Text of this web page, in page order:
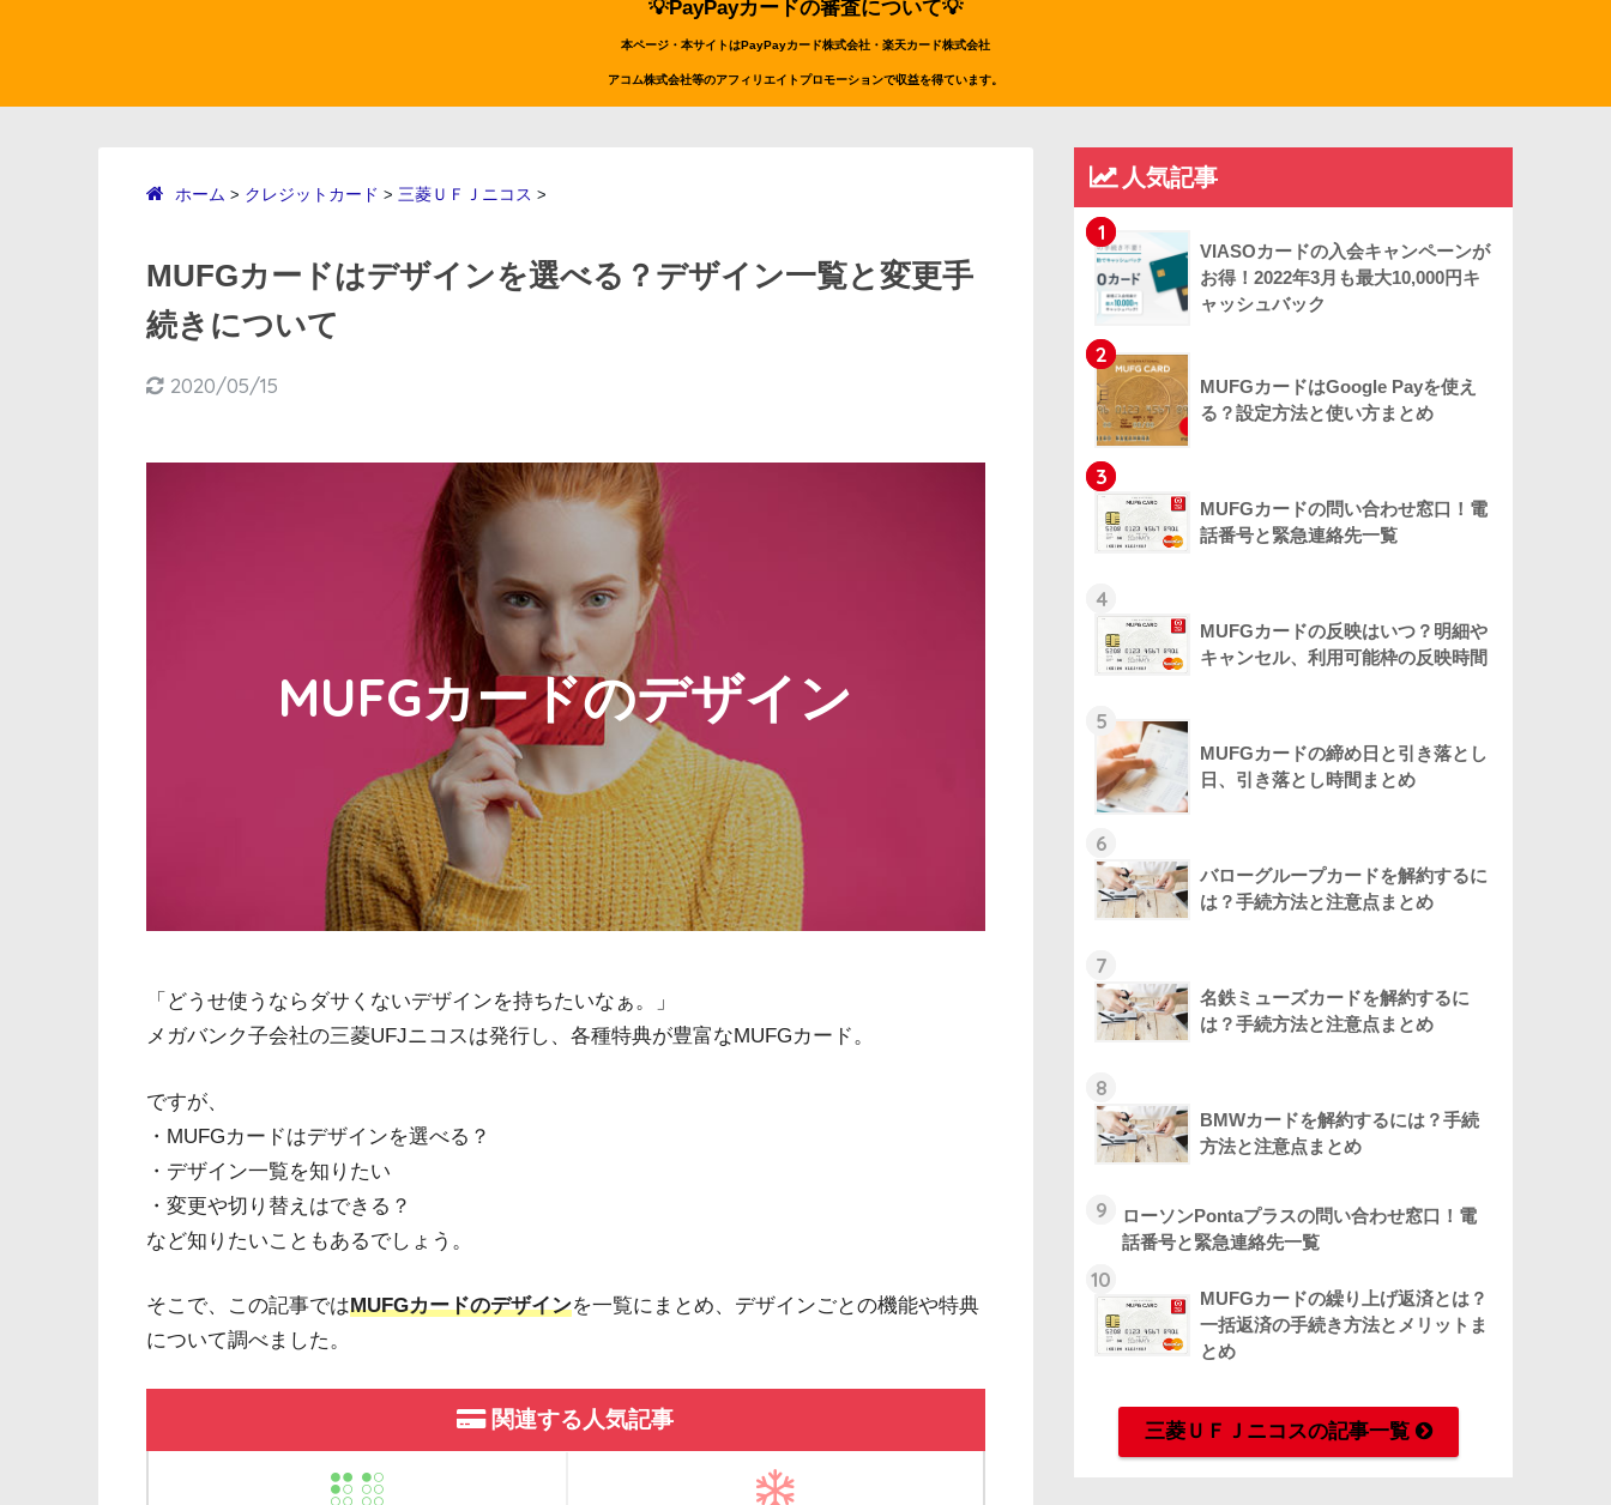
💡PayPayカードの審査について💡
本ページ・本サイトはPayPayカード株式会社・楽天カード株式会社
アコム株式会社等のアフィリエイトプロモーションで収益を得ています。
ホーム > クレジットカード > 三菱ＵＦＪニコス >
MUFGカードはデザインを選べる？デザイン一覧と変更手
続きについて
2020/05/15
MUFGカードのデザイン
「どうせ使うならダサくないデザインを持ちたいなぁ。」
メガバンク子会社の三菱UFJニコスは発行し、各種特典が豊富なMUFGカード。
ですが、
・MUFGカードはデザインを選べる？
・デザイン一覧を知りたい
・変更や切り替えはできる？
など知りたいこともあるでしょう。
そこで、この記事ではMUFGカードのデザインを一覧にまとめ、デザインごとの機能や特典
について調べました。
関連する人気記事
人気記事
1
VIASOカードの入会キャンペーンが
お得！2022年3月も最大10,000円キ
ャッシュバック
2
MUFGカードはGoogle Payを使え
る？設定方法と使い方まとめ
3
MUFGカードの問い合わせ窓口！電
話番号と緊急連絡先一覧
4
MUFGカードの反映はいつ？明細や
キャンセル、利用可能枠の反映時間
5
MUFGカードの締め日と引き落とし
日、引き落とし時間まとめ
6
バローグループカードを解約するに
は？手続方法と注意点まとめ
7
名鉄ミューズカードを解約するに
は？手続方法と注意点まとめ
8
BMWカードを解約するには？手続
方法と注意点まとめ
9
ローソンPontaプラスの問い合わせ窓口！電
話番号と緊急連絡先一覧
10
MUFGカードの繰り上げ返済とは？
一括返済の手続き方法とメリットま
とめ
三菱ＵＦＪニコスの記事一覧